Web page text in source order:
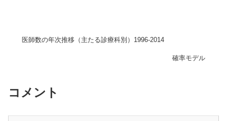
医師数の年次推移（主たる診療科別）1996-2014
確率モデル
コメント